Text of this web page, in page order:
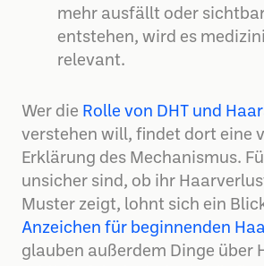
mehr ausfällt oder
entstehen, wird es
relevant.
Wer die Rolle von DHT und
verstehen will, findet dort eine
Erklärung des Mechanismus.
unsicher sind, ob ihr
Muster zeigt, lohnt sich ein
Anzeichen für beginnenden
glauben außerdem Dinge über